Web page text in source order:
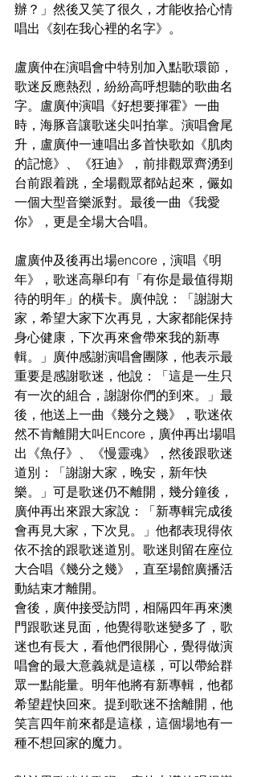
辦？」然後又笑了很久，才能收拾心情
唱出《刻在我心裡的名字》。
盧廣仲在演唱會中特別加入點歌環節，
歌迷反應熱烈，紛紛高呼想聽的歌曲名
字。盧廣仲演唱《好想要揮霍》一曲
時，海豚音讓歌迷尖叫拍掌。演唱會尾
升，盧廣仲一連唱出多首快歌如《肌肉
的記憶》、《狂迪》，前排觀眾齊湧到
台前跟着跳，全場觀眾都站起來，儼如
一個大型音樂派對。最後一曲《我愛
你》，更是全場大合唱。
盧廣仲及後再出場encore，演唱《明
年》，歌迷高舉印有「有你是最值得期
待的明年」的橫卡。廣仲說：「謝謝大
家，希望大家下次再見，大家都能保持
身心健康，下次再來會帶來我的新專
輯。」廣仲感謝演唱會團隊，他表示最
重要是感謝歌迷，他說：「這是一生只
有一次的組合，謝謝你們的到來。」最
後，他送上一曲《幾分之幾》，歌迷依
然不肯離開大叫Encore，廣仲再出場唱
出《魚仔》、《慢靈魂》，然後跟歌迷
道別：「謝謝大家，晚安，新年快
樂。」可是歌迷仍不離開，幾分鐘後，
廣仲再出來跟大家說：「新專輯完成後
會再見大家，下次見。」他都表現得依
依不捨的跟歌迷道別。歌迷則留在座位
大合唱《幾分之幾》，直至場館廣播活
動結束才離開。
會後，廣仲接受訪問，相隔四年再來澳
門跟歌迷見面，他覺得歌迷變多了，歌
迷也有長大，看他們很開心，覺得做演
唱會的最大意義就是這樣，可以帶給群
眾一點能量。明年他將有新專輯，他都
希望趕快回來。提到歌迷不捨離開，他
笑言四年前來都是這樣，這個場地有一
種不想回家的魔力。